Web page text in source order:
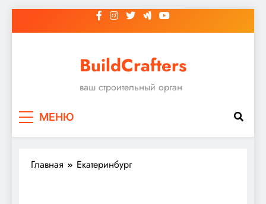
к
BuildCrafters
ваш строительный орган
МЕНЮ
Главная Екатеринбург